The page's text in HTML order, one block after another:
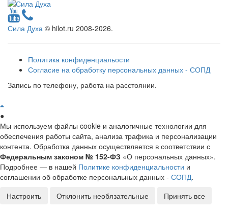
Сила Духа © hilot.ru 2008-2026.
Политика конфиденциальости
Согласие на обработку персональных данных - СОПД
Запись по телефону, работа на расстоянии.
●
Мы используем файлы cookie и аналогичные технологии для
обеспечения работы сайта, анализа трафика и персонализации
контента. Обработка данных осуществляется в соответствии с
Федеральным законом № 152-ФЗ «О персональных данных».
Подробнее — в нашей Политике конфиденциальности и
соглашении об обработке персональных данных - СОПД.
Настроить
Отклонить необязательные Принять все